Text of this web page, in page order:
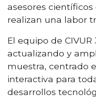
asesores
realizan una labor
El equipo de
actualizando y
muestra, centrado
interactiva para
desarrollos